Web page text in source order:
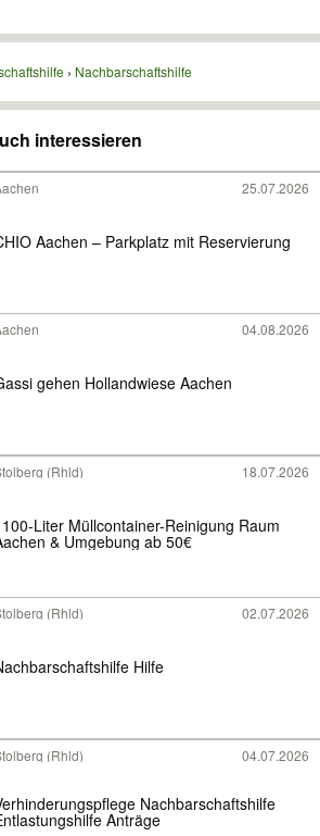
Nachbarschaftshilfe
interessieren
25.07.2026
Aachen – Parkplatz mit Reservierung
04.08.2026
gehen Hollandwiese Aachen
(Rhld) 18.07.2026
Liter Müllcontainer-Reinigung Raum
& Umgebung ab 50€
(Rhld) 02.07.2026
Hilfe
(Rhld) 04.07.2026
Nachbarschaftshilfe
Anträge